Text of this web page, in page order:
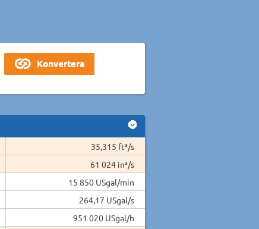
35,315 ft³/s
61 024 in³/s
15 850 USgal/min
264,17 USgal/s
951 020 USgal/h